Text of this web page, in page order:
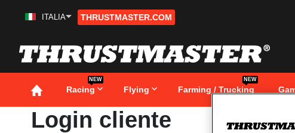
Salta
ITALIA THRUSTMASTER.COM
Racing
NEW
Flying Farming / Trucking
NEW
Login cliente